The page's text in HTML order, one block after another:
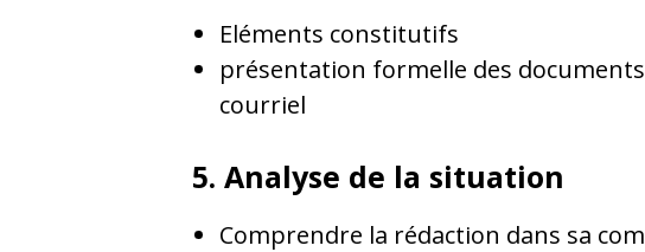
Eléments constitutifs
présentation formelle des
courriel
5. Analyse de la situation
Comprendre la rédaction dans sa